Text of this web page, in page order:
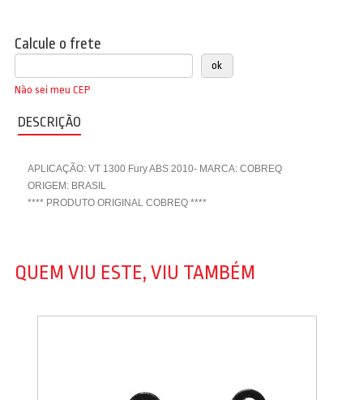
Calcule o frete
Não sei meu CEP
DESCRIÇÃO
APLICAÇÃO: VT 1300 Fury ABS 2010- MARCA: COBREQ
ORIGEM: BRASIL
**** PRODUTO ORIGINAL COBREQ ****
QUEM VIU ESTE, VIU TAMBÉM